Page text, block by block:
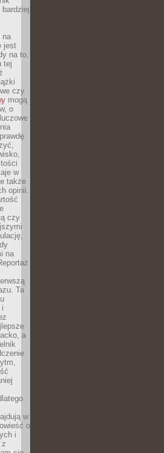
na
jest
na to,
tej
czy
mogą
o
w
także
opinii.
czy
na
Ta
i
a
w
o
i
z